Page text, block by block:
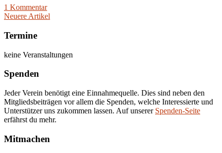
1 Kommentar
Neuere Artikel
Termine
keine Veranstaltungen
Spenden
Jeder Verein benötigt eine Einnahmequelle. Dies sind neben den
Mitgliedsbeiträgen vor allem die Spenden, welche Interessierte und
Unterstützer uns zukommen lassen. Auf unserer Spenden-Seite
erfährst du mehr.
Mitmachen